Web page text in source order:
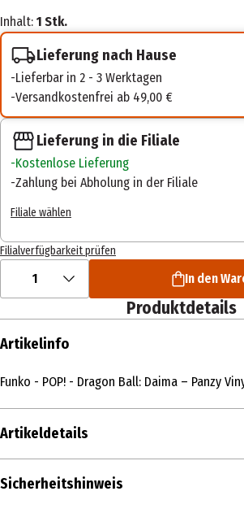
Inhalt: 1 Stk.
Lieferung nach Hause
Lieferbar in 2 - 3 Werktagen
Versandkostenfrei ab 49,00 €
Lieferung in die Filiale
Kostenlose Lieferung
Zahlung bei Abholung in der Filiale
Filiale wählen
Filialverfügbarkeit prüfen
1 In den
Produktdetails
Artikelinfo
Funko - POP! - Dragon Ball: Daima – Panzy
Artikeldetails
Inhalt
Sicherheitshinweis